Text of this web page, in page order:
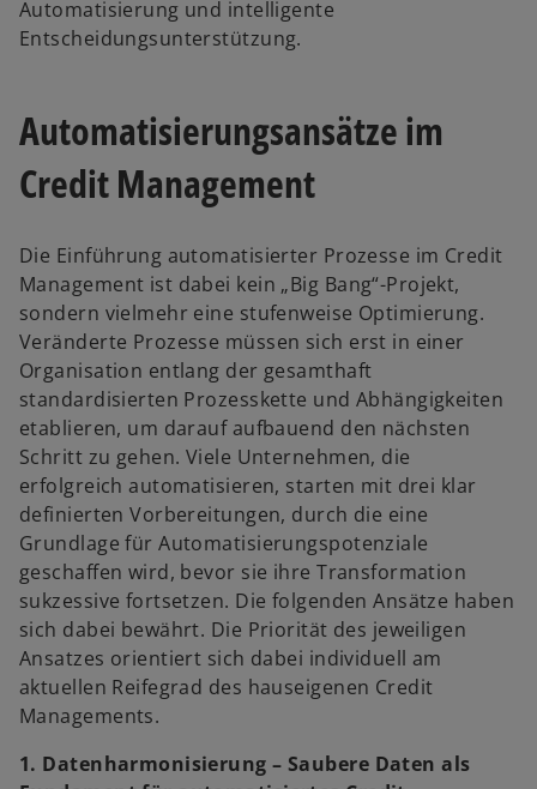
Automatisierung und intelligente
Entscheidungsunterstützung.
Automatisierungsansätze im
Credit Management
Die Einführung automatisierter Prozesse im Credit
Management ist dabei kein „Big Bang“-Projekt,
sondern vielmehr eine stufenweise Optimierung.
Veränderte Prozesse müssen sich erst in einer
Organisation entlang der gesamthaft
standardisierten Prozesskette und Abhängigkeiten
etablieren, um darauf aufbauend den nächsten
Schritt zu gehen. Viele Unternehmen, die
erfolgreich automatisieren, starten mit drei klar
definierten Vorbereitungen, durch die eine
Grundlage für Automatisierungspotenziale
geschaffen wird, bevor sie ihre Transformation
sukzessive fortsetzen. Die folgenden Ansätze haben
sich dabei bewährt. Die Priorität des jeweiligen
Ansatzes orientiert sich dabei individuell am
aktuellen Reifegrad des hauseigenen Credit
Managements.
1. Datenharmonisierung – Saubere Daten als